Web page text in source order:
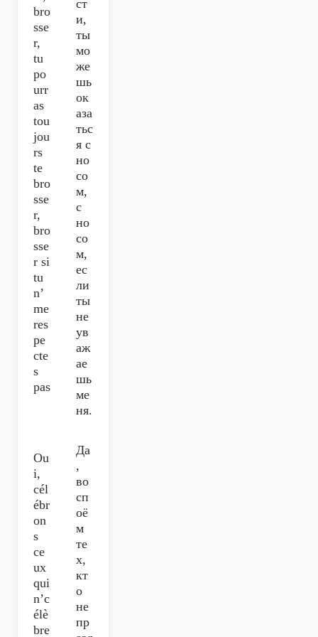
bro
sse
r,
tu
po
urr
as
tou
jou
rs
te
bro
sse
r,
bro
sse
r si
tu
n’
me
res
pe
cte
s
pas
ст
и,
ты
мо
же
шь
ок
аза
тьс
я с
но
со
м,
с
но
со
м,
ес
ли
ты
не
ув
аж
ае
шь
ме
ня.
Ou
i,
cél
ébr
on
s
ce
ux
qui
n’c
élè
bre
Да
,
во
сп
оё
м
те
х,
кт
о
не
пр